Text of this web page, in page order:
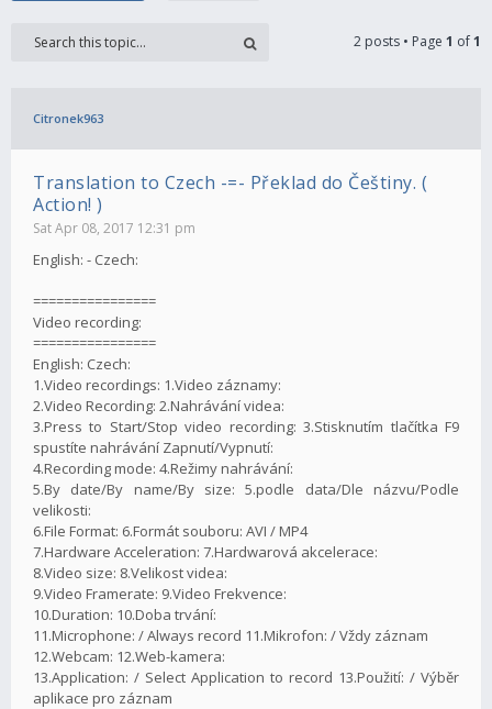
2 posts • Page 1 of1
Citronek963
Translation to Czech -=- Překlad do Češtiny. (
Action! )
Sat Apr 08, 2017 12:31 pm
English: - Czech:
================
Video recording:
================
English: Czech:
1.Video recordings: 1.Video záznamy:
2.Video Recording: 2.Nahrávání videa:
3.Press to Start/Stop video recording: 3.Stisknutím tlačítka F9
spustíte nahrávání Zapnutí/Vypnutí:
4.Recording mode: 4.Režimy nahrávání:
5.By date/By name/By size: 5.podle data/Dle názvu/Podle
velikosti:
6.File Format: 6.Formát souboru: AVI / MP4
7.Hardware Acceleration: 7.Hardwarová akcelerace:
8.Video size: 8.Velikost videa:
9.Video Framerate: 9.Video Frekvence:
10.Duration: 10.Doba trvání:
11.Microphone: / Always record 11.Mikrofon: / Vždy záznam
12.Webcam: 12.Web-kamera:
13.Application: / Select Application to record 13.Použití: / Výběr
aplikace pro záznam